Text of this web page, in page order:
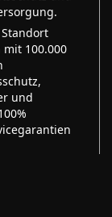
mit 100.000
und